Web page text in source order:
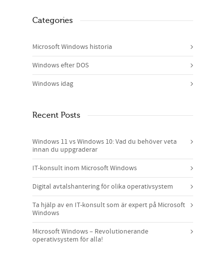
Categories
Microsoft Windows historia
Windows efter DOS
Windows idag
Recent Posts
Windows 11 vs Windows 10: Vad du behöver veta
innan du uppgraderar
IT-konsult inom Microsoft Windows
Digital avtalshantering för olika operativsystem
Ta hjälp av en IT-konsult som är expert på Microsoft
Windows
Microsoft Windows – Revolutionerande
operativsystem för alla!